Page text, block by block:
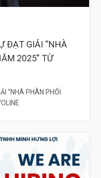
ĐẠT GIẢI “NHÀ
2025” TỪ
“NHÀ PHÂN PHỐI